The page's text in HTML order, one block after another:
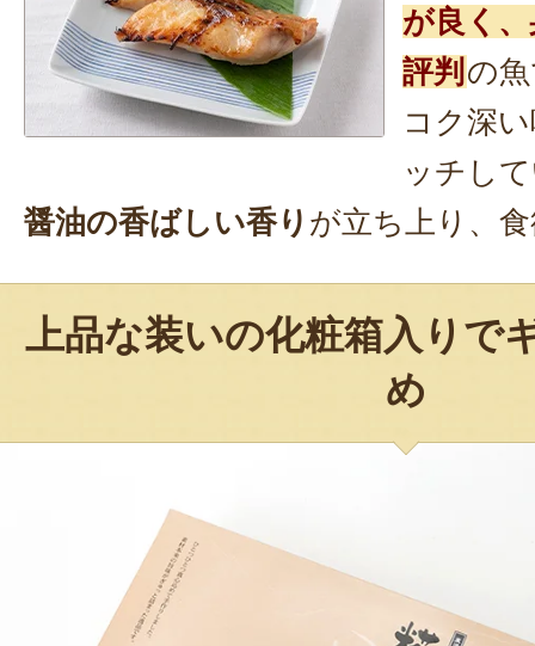
が良く
評判 の
コク深
ッチし
醤油の香ばしい香り が立ち上り、
上品な装いの化粧箱入りで
め